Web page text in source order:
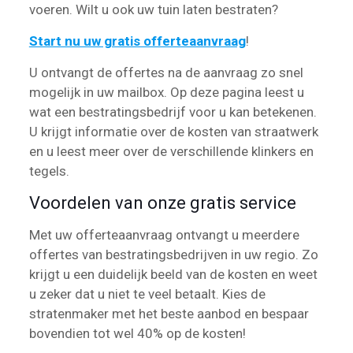
voeren. Wilt u ook uw tuin laten bestraten?
Start nu uw gratis offerteaanvraag!
U ontvangt de offertes na de aanvraag zo snel
mogelijk in uw mailbox. Op deze pagina leest u
wat een bestratingsbedrijf voor u kan betekenen.
U krijgt informatie over de kosten van straatwerk
en u leest meer over de verschillende klinkers en
tegels.
Voordelen van onze gratis service
Met uw offerteaanvraag ontvangt u meerdere
offertes van bestratingsbedrijven in uw regio. Zo
krijgt u een duidelijk beeld van de kosten en weet
u zeker dat u niet te veel betaalt. Kies de
stratenmaker met het beste aanbod en bespaar
bovendien tot wel 40% op de kosten!